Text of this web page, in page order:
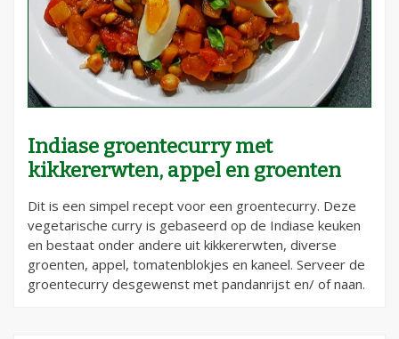
Indiase groentecurry met
kikkererwten, appel en groenten
Dit is een simpel recept voor een groentecurry. Deze
vegetarische curry is gebaseerd op de Indiase keuken
en bestaat onder andere uit kikkererwten, diverse
groenten, appel, tomatenblokjes en kaneel. Serveer de
groentecurry desgewenst met pandanrijst en/ of naan.